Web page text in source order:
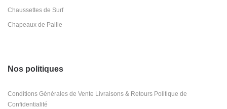
Chaussettes de Surf
Chapeaux de Paille
Nos politiques
Conditions Générales de Vente Livraisons & Retours Politique de
Confidentialité